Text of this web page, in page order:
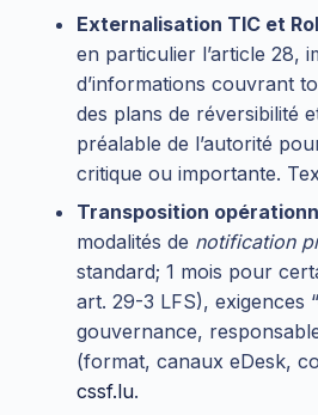
Externalisation TIC et RoI
en particulier l’article 28,
d’informations couvrant
des plans de réversibilité
préalable de l’autorité
critique ou importante.
Transposition
modalités de notification
standard; 1 mois pour
art. 29-3 LFS), exigences
gouvernance,
(format, canaux eDesk,
cssf.lu.